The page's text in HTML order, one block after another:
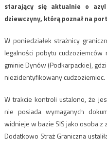
starający się aktualnie o
dziewczyny, którą poznał na
W poniedziałek strażnicy
legalności pobytu
gminie Dynów (Podkarpackie),
niezidentyfikowany cudzoziemiec.
W trakcie kontroli ustalono, że
nie posiada wymaganych
widnieje w bazie SIS jako osoba z
Dodatkowo Straż Graniczna